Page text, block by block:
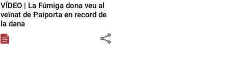
VÍDEO | La Fúmiga dona veu al
veïnat de Paiporta en record de
la dana